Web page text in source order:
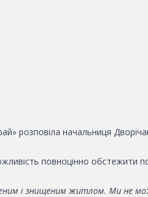
розповіла начальниця
повноцінно обстежити
і знищеним житлом. Ми не